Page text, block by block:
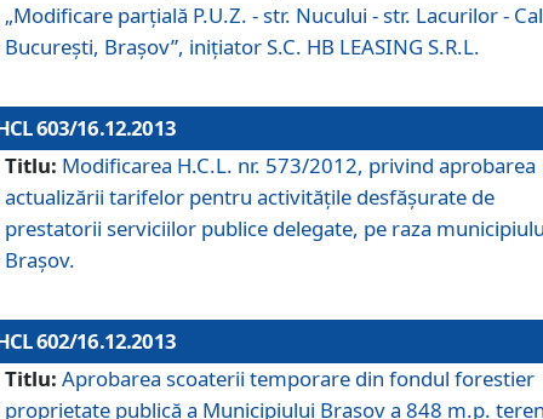
„Modificare parţială P.U.Z. - str. Nucului - str. Lacurilor -
Bucureşti, Braşov”, iniţiator S.C. HB LEASING S.R.L.
603/16.12.2013
Titlu: Modificarea H.C.L. nr. 573/2012, privind aprobarea
actualizării tarifelor pentru activităţile desfăşurate de
prestatorii serviciilor publice delegate, pe raza
Braşov.
602/16.12.2013
Titlu: Aprobarea scoaterii temporare din fondul forestier
proprietate publică a Municipiului Braşov a 848 m.p.